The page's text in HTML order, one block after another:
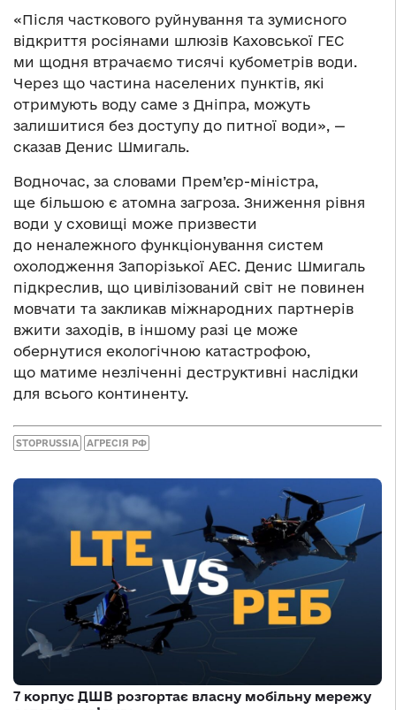
«Після часткового руйнування та зумисного
відкриття росіянами шлюзів Каховської ГЕС
ми щодня втрачаємо тисячі кубометрів води.
Через що частина населених пунктів, які
отримують воду саме з Дніпра, можуть
залишитися без доступу до питної води», —
сказав Денис Шмигаль.
Водночас, за словами Прем’єр-міністра,
ще більшою є атомна загроза. Зниження рівня
води у сховищі може призвести
до неналежного функціонування систем
охолодження Запорізької АЕС. Денис Шмигаль
підкреслив, що цивілізований світ не повинен
мовчати та закликав міжнародних партнерів
вжити заходів, в іншому разі це може
обернутися екологічною катастрофою,
що матиме незліченні деструктивні наслідки
для всього континенту.
STOPRUSSIA АГРЕСІЯ РФ
7 корпус ДШВ розгортає власну мобільну мережу